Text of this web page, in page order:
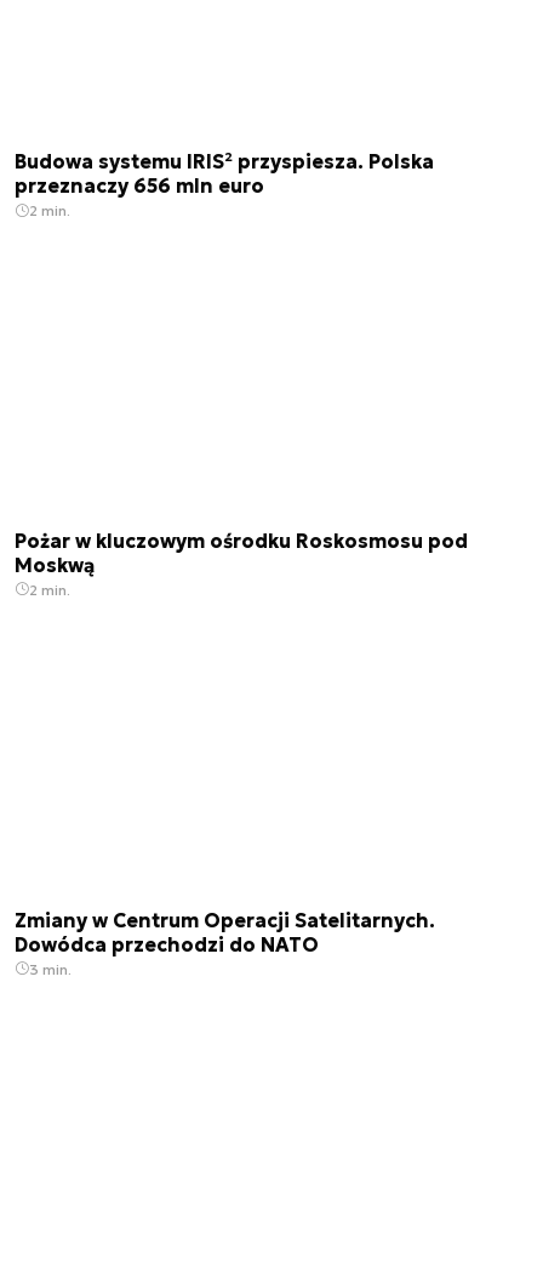
Budowa systemu IRIS² przyspiesza. Polska
przeznaczy 656 mln euro
2 min.
Pożar w kluczowym ośrodku Roskosmosu pod
Moskwą
2 min.
Zmiany w Centrum Operacji Satelitarnych.
Dowódca przechodzi do NATO
3 min.